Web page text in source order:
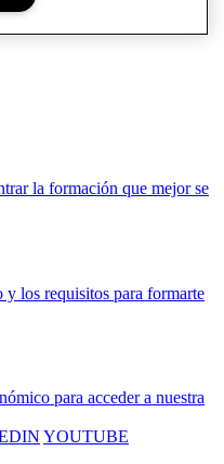
la formación que mejor se
y los requisitos para formarte
para acceder a nuestra
YOUTUBE